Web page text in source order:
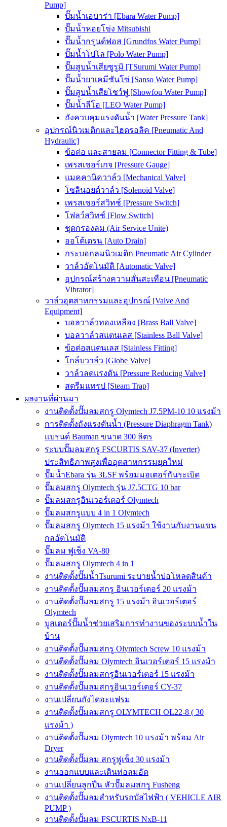
Pump]
ปั๊มน้ำเอบาร่า [Ebara Water Pump]
ปั๊มน้ำหอยโข่ง Mitsubishi
ปั๊มน้ำกรุนด์ฟอส [Grundfos Water Pump]
ปั๊มน้ำโปโล [Polo Water Pump]
ปั๊มสูบน้ำเสียซูรูมิ [TSurumi Water Pump]
ปั๊มน้ำยาเคมีซันโซ่ [Sanso Water Pump]
ปั๊มสูบน้ำเสียโชว์ฟู [Showfou Water Pump]
ปั๊มน้ำลีโอ [LEO Water Pump]
ถังควบคุมแรงดันน้ำ [Water Pressure Tank]
อุปกรณ์นิวเมติกและไฮดรอลิค [Pneumatic And
Hydraulic]
ข้อต่อ และสายลม [Connector Fitting & Tube]
เพรสเชอร์เกจ [Pressure Gauge]
แมคคานิควาล์ว [Mechanical Valve]
โซลินอยด์วาล์ว [Solenoid Valve]
เพรสเชอร์สวิทช์ [Pressure Switch]
โฟลว์สวิทช์ [Flow Switch]
ชุดกรองลม (Air Service Unite)
ออโต้เดรน [Auto Drain]
กระบอกลมนิวเมติก Pneumatic Air Cylinder
วาล์วอัตโนมัติ [Automatic Valve]
อุปกรณ์สร้างความสั่นสะเทือน [Pneumatic
Vibrator]
วาล์วอุตสาหกรรมและอุปกรณ์ [Valve And
Equipment]
บอลวาล์วทองเหลือง [Brass Ball Valve]
บอลวาล์วสแตนเลส [Stainless Ball Valve]
ข้อต่อสแตนเลส [Stainless Fitting]
โกล์บวาล์ว [Globe Valve]
วาล์วลดแรงดัน [Pressure Reducing Valve]
สตรีมแทรป [Steam Trap]
ผลงานที่ผ่านมา
งานติดตั้งปั๊มลมสกรู Olymtech J7.5PM-10 10 แรงม้า
การติดตั้งถังแรงดันน้ำ (Pressure Diaphragm Tank)
แบรนด์ Bauman ขนาด 300 ลิตร
ระบบปั๊มลมสกรู FSCURTIS SAV-37 (Inverter)
ประสิทธิภาพสูงเพื่ออุตสาหกรรมยุคใหม่
ปั๊มน้ำEbara รุ่น 3LSF พร้อมมอเตอร์กันระเบิด
ปั๊มลมสกรู Olymtech รุ่น J7.5CTG 10 bar
ปั๊มลมสกรูอินเวอร์เตอร์ Olymtech
ปั๊มลมสกรูแบบ 4 in 1 Olymtech
ปั๊มลมสกรู Olymtech 15 แรงม้า ใช้งานกับงานแขน
กลอัตโนมัติ
ปั๊มลม ฟูเช็ง VA-80
ปั๊มลมสกรู Olymtech 4 in 1
งานติดตั้งปั๊มน้ำTsurumi ระบายน้ำบ่อโหลดสินค้า
งานติดตั้งปั๊มลมสกรู อินเวอร์เตอร์ 20 แรงม้า
งานติดตั้งปั๊มลมสกรู 15 แรงม้า อินเวอร์เตอร์
Olymtech
บูสเตอร์ปั๊มน้ำช่วยเสริมการทำงานของระบบน้ำใน
บ้าน
งานติดตั้งปั๊มลมสกรู Olymtech Screw 10 แรงม้า
งานตืดตั้งปั๊มลม Olymtech อินเวอร์เตอร์ 15 แรงม้า
งานติดตั้งปั๊มลมสกรูอินเวอร์เตอร์ 15 แรงม้า
งานติดตั้งปั๊มลมสกรูอินเวอร์เตอร์ CY-37
งานเปลี่ยนถังไดอะแฟรม
งานติดตั้งปั๊มลมสกรู OLYMTECH OL22-8 ( 30
แรงม้า )
งานติดตั้งปั๊มลม Olymtech 10 แรงม้า พร้อม Air
Dryer
งานติดตั้งปั๊มลม สกรูฟูเช็ง 30 แรงม้า
งานออกแบบและเดินท่อลมอัด
งานเปลี่ยนลูกปืน หัวปั๊มลมสกรู Fusheng
งานติดตั้งปั๊มลมสำหรับรถบัสไฟฟ้า ( VEHICLE AIR
PUMP )
งานติดตั้งปั้มลม FSCURTIS NxB-11